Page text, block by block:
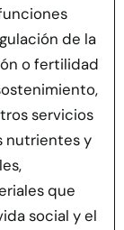
de la
o fertilidad
servicios
nutrientes y
que
social y el